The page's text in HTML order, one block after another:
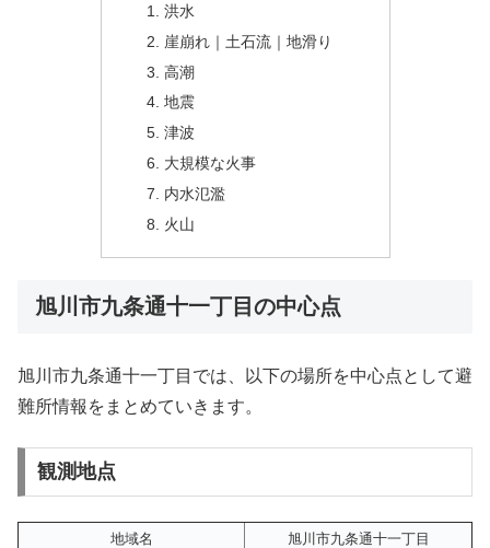
洪水
崖崩れ｜土石流｜地滑り
高潮
地震
津波
大規模な火事
内水氾濫
火山
旭川市九条通十一丁目の中心点
旭川市九条通十一丁目では、以下の場所を中心点として避
難所情報をまとめていきます。
観測地点
地域名
旭川市九条通十一丁目